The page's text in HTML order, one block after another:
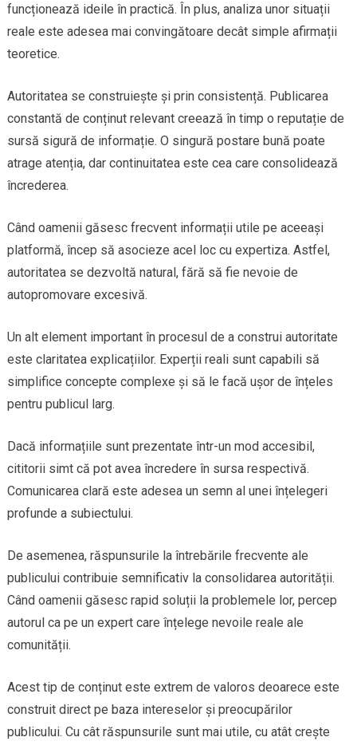
funcționează ideile în practică. În plus, analiza unor situații
reale este adesea mai convingătoare decât simple afirmații
teoretice.
Autoritatea se construiește și prin consistență. Publicarea
constantă de conținut relevant creează în timp o reputație de
sursă sigură de informație. O singură postare bună poate
atrage atenția, dar continuitatea este cea care consolidează
încrederea.
Când oamenii găsesc frecvent informații utile pe aceeași
platformă, încep să asocieze acel loc cu expertiza. Astfel,
autoritatea se dezvoltă natural, fără să fie nevoie de
autopromovare excesivă.
Un alt element important în procesul de a construi autoritate
este claritatea explicațiilor. Experții reali sunt capabili să
simplifice concepte complexe și să le facă ușor de înțeles
pentru publicul larg.
Dacă informațiile sunt prezentate într-un mod accesibil,
cititorii simt că pot avea încredere în sursa respectivă.
Comunicarea clară este adesea un semn al unei înțelegeri
profunde a subiectului.
De asemenea, răspunsurile la întrebările frecvente ale
publicului contribuie semnificativ la consolidarea autorității.
Când oamenii găsesc rapid soluții la problemele lor, percep
autorul ca pe un expert care înțelege nevoile reale ale
comunității.
Acest tip de conținut este extrem de valoros deoarece este
construit direct pe baza intereselor și preocupărilor
publicului. Cu cât răspunsurile sunt mai utile, cu atât crește